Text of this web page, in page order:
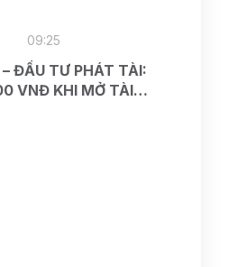
ĐẦU TƯ PHÁT TÀI:
VNĐ KHI MỞ TÀI
09:25